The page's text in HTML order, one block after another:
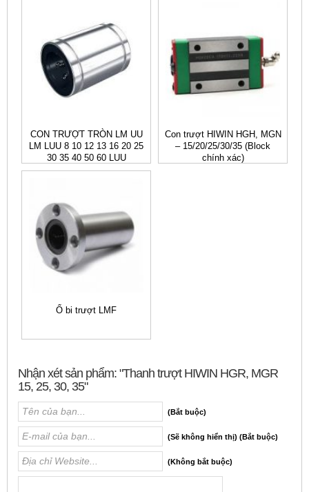
CON TRƯỢT TRÒN LM UU
LM LUU 8 10 12 13 16 20 25
30 35 40 50 60 LUU
Con trượt HIWIN HGH, MGN
– 15/20/25/30/35 (Block
chính xác)
Ổ bi trượt LMF
Nhận xét sản phẩm: "Thanh trượt HIWIN HGR, MGR
15, 25, 30, 35"
(Bắt buộc)
(Sẽ không hiển thị) (Bắt buộc)
(Không bắt buộc)